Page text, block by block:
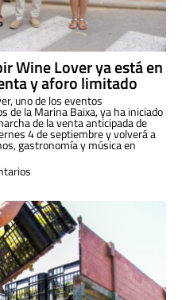
Wine Lover ya está en
y aforo limitado
uno de los eventos
de la Marina Baixa, ya ha iniciado
de la venta anticipada de
4 de septiembre y volverá a
gastronomía y música en